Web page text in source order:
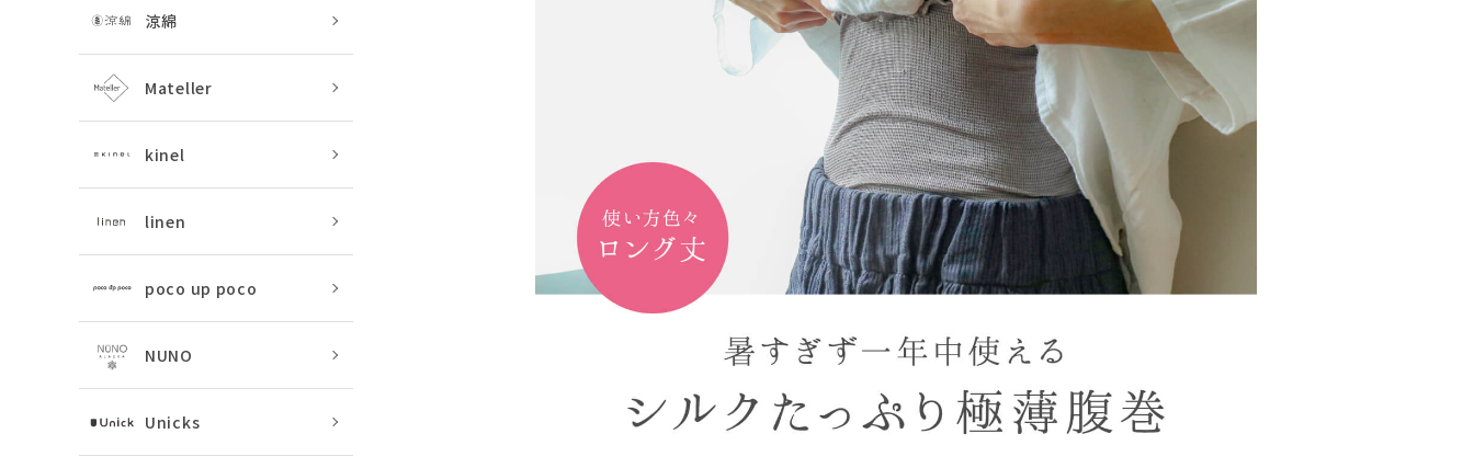
涼綿
Mateller
kinel
linen
poco up poco
NUNO
Unicks